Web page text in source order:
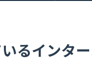
いるイン